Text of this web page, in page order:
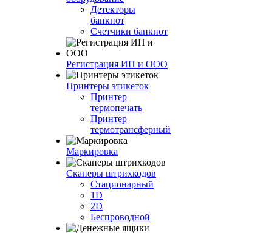
Детекторы
банкнот
Счетчики банкнот
Регистрация ИП и ООО
Принтеры этикеток
Принтер
термопечать
Принтер
термотрансферный
Маркировка
Сканеры штрихкодов
Стационарный
1D
2D
Беспроводной